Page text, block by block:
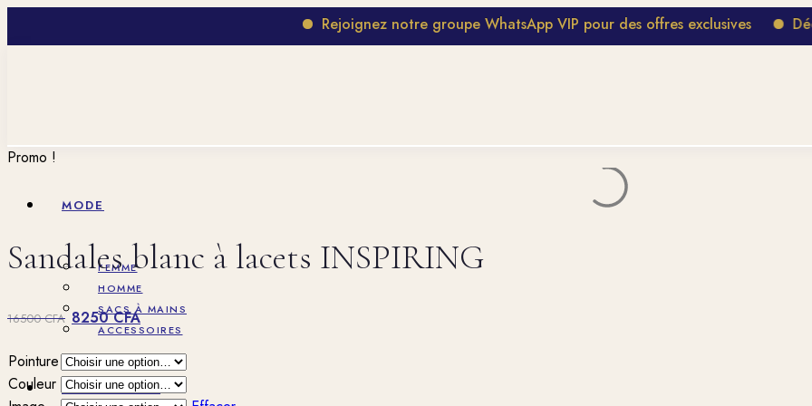
Rejoignez notre groupe WhatsApp VIP pour des offres exclusives
MODE
FEMME
HOMME
SACS À MAINS
ACCESSOIRES
COSMÉTIQUE
Promo !
Sandales blanc à lacets INSPIRING
16500CFA Le
prix
initial
8250CFALe
prix
actuel
Pointure
Couleur